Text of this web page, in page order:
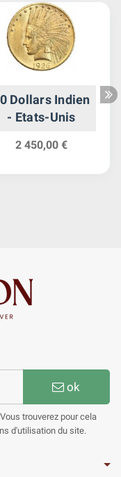
Dollars Indien
- Etats-Unis
2 450,00 €
ok
trouverez pour cela
d'utilisation du site.